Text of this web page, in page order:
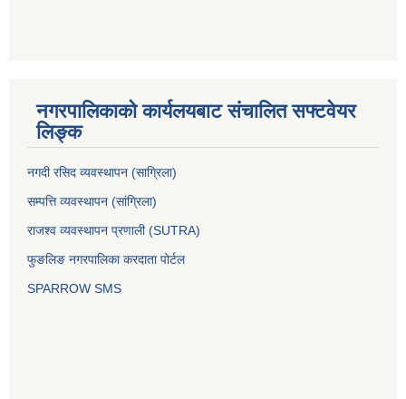
नगरपालिकाको कार्यलयबाट संचालित सफ्टवेयर
लिङ्क
नगदी रसिद व्यवस्थापन (साग्रिला)
सम्पत्ति व्यवस्थापन (सांग्रिला)
राजश्व व्यवस्थापन प्रणाली (SUTRA)
फुङलिङ नगरपालिका करदाता पोर्टल
SPARROW SMS